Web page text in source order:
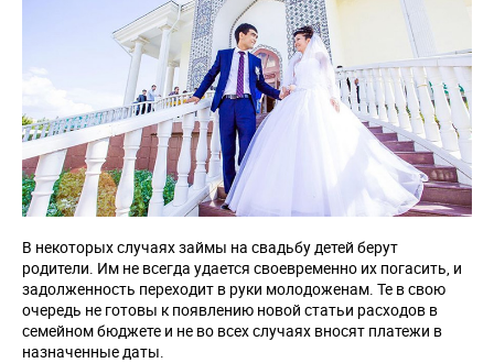
В некоторых случаях займы на свадьбу детей берут
родители. Им не всегда удается своевременно их погасить, и
задолженность переходит в руки молодоженам. Те в свою
очередь не готовы к появлению новой статьи расходов в
семейном бюджете и не во всех случаях вносят платежи в
назначенные даты.